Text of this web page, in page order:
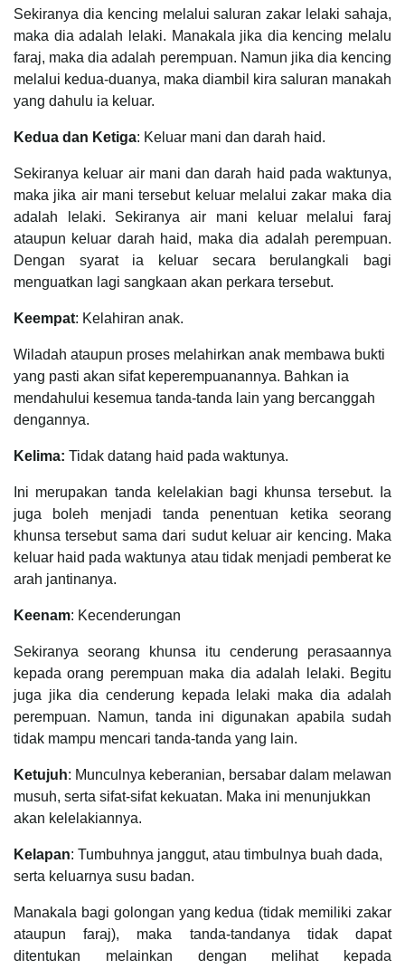
Sekiranya dia kencing melalui saluran zakar lelaki sahaja,
maka dia adalah lelaki. Manakala jika dia kencing melalu
faraj, maka dia adalah perempuan. Namun jika dia kencing
melalui kedua-duanya, maka diambil kira saluran manakah
yang dahulu ia keluar.
Kedua dan Ketiga: Keluar mani dan darah haid.
Sekiranya keluar air mani dan darah haid pada waktunya,
maka jika air mani tersebut keluar melalui zakar maka dia
adalah lelaki. Sekiranya air mani keluar melalui faraj
ataupun keluar darah haid, maka dia adalah perempuan.
Dengan syarat ia keluar secara berulangkali bagi
menguatkan lagi sangkaan akan perkara tersebut.
Keempat: Kelahiran anak.
Wiladah ataupun proses melahirkan anak membawa bukti
yang pasti akan sifat keperempuanannya. Bahkan ia
mendahului kesemua tanda-tanda lain yang bercanggah
dengannya.
Kelima: Tidak datang haid pada waktunya.
Ini merupakan tanda kelelakian bagi khunsa tersebut. Ia
juga boleh menjadi tanda penentuan ketika seorang
khunsa tersebut sama dari sudut keluar air kencing. Maka
keluar haid pada waktunya atau tidak menjadi pemberat ke
arah jantinanya.
Keenam: Kecenderungan
Sekiranya seorang khunsa itu cenderung perasaannya
kepada orang perempuan maka dia adalah lelaki. Begitu
juga jika dia cenderung kepada lelaki maka dia adalah
perempuan. Namun, tanda ini digunakan apabila sudah
tidak mampu mencari tanda-tanda yang lain.
Ketujuh: Munculnya keberanian, bersabar dalam melawan
musuh, serta sifat-sifat kekuatan. Maka ini menunjukkan
akan kelelakiannya.
Kelapan: Tumbuhnya janggut, atau timbulnya buah dada,
serta keluarnya susu badan.
Manakala bagi golongan yang kedua (tidak memiliki zakar
ataupun faraj), maka tanda-tandanya tidak dapat
ditentukan melainkan dengan melihat kepada